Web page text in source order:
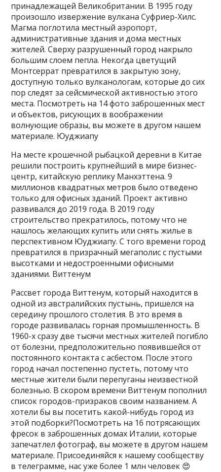
принадлежащей Великобритании. В 1995 году
произошло извержение вулкана Суфриер-Хилс.
Магма поглотила местный аэропорт,
административные здания и дома местных
жителей. Сверху разрушенный город накрыло
большим слоем пепла. Некогда цветущий
Монтсеррат превратился в закрытую зону,
доступную только вулканологам, которые до сих
пор следят за сейсмической активностью этого
места. Посмотреть на 14 фото заброшенных мест
и объектов, рисующих в воображении
волнующие образы, вы можете в другом нашем
материале. Юуджиапу
На месте крошечной рыбацкой деревни в Китае
решили построить крупнейший в мире бизнес-
центр, китайскую реплику Манхэттена. 9
миллионов квадратных метров было отведено
только для офисных зданий. Проект активно
развивался до 2019 года. В 2019 году
строительство прекратилось, потому что не
нашлось желающих купить или снять жилье в
перспективном Юуджиапу. С того времени город
превратился в призрачный мегаполис с пустыми
высотками и недостроенными офисными
зданиями. Виттенум
Рассвет города Виттенум, который находится в
одной из австралийских пустынь, пришелся на
середину прошлого столетия. В это время в
городе развивалась горная промышленность. В
1960-х сразу две тысячи местных жителей погибло
от болезни, предположительно появившейся от
постоянного контакта с асбестом. После этого
город начал постепенно пустеть, потому что
местные жители были перепуганы неизвестной
болезнью. В скором времени Виттенум пополнил
список городов-призраков своим названием. А
хотели бы вы посетить какой-нибудь город из
этой подборки?Посмотреть на 16 потрясающих
фресок в заброшенных домах Италии, которые
запечатлел фотограф, вы можете в другом нашем
материале. Присоединяйся к нашему сообществу
в телеграмме, нас уже более 1 млн человек 😍